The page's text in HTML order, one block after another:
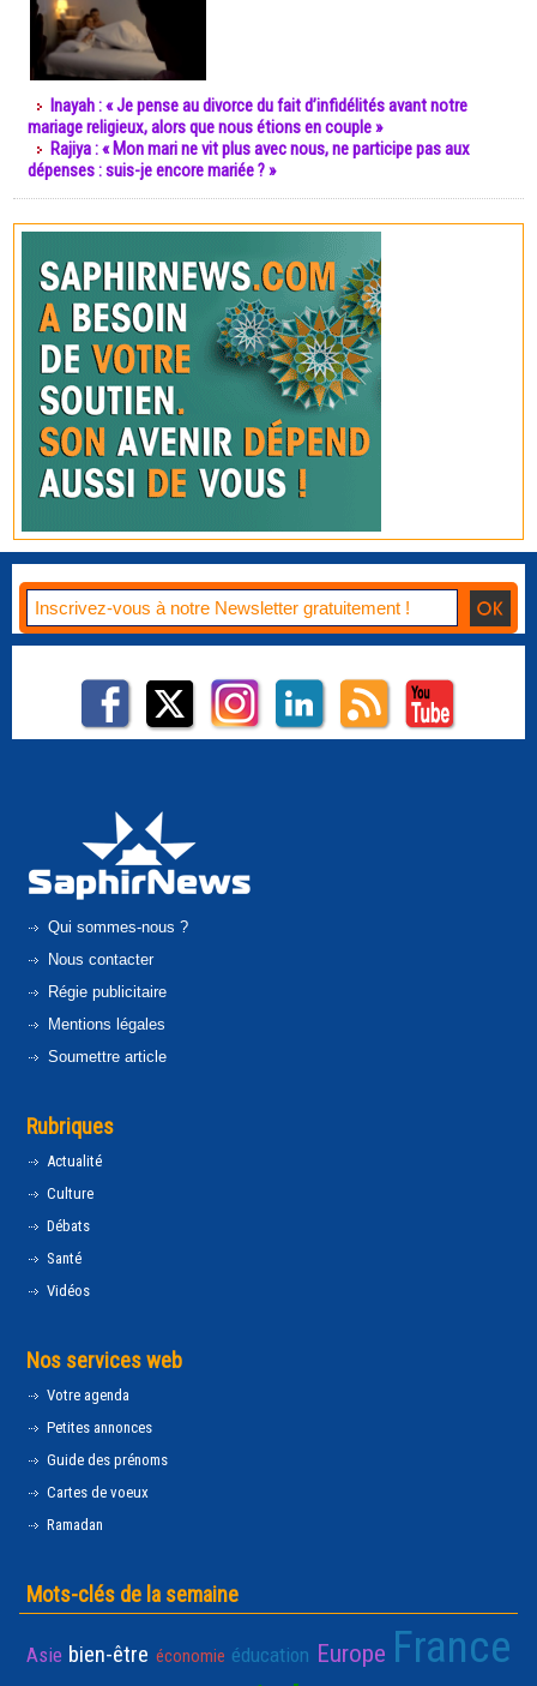
Inayah : « Je pense au divorce du fait d’infidélités avant notre
mariage religieux, alors que nous étions en couple »
Rajiya : « Mon mari ne vit plus avec nous, ne participe pas aux
dépenses : suis-je encore mariée ? »
Qui sommes-nous ?
Nous contacter
Régie publicitaire
Mentions légales
Soumettre article
Rubriques
Actualité
Culture
Débats
Santé
Vidéos
Nos services web
Votre agenda
Petites annonces
Guide des prénoms
Cartes de voeux
Ramadan
Mots-clés de la semaine
Asie bien-être économie éducation Europe France